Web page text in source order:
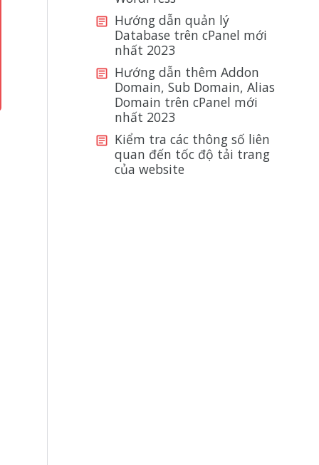
Hướng dẫn quản lý
Database trên cPanel mới
nhất 2023
Hướng dẫn thêm Addon
Domain, Sub Domain, Alias
Domain trên cPanel mới
nhất 2023
Kiểm tra các thông số liên
quan đến tốc độ tải trang
của website